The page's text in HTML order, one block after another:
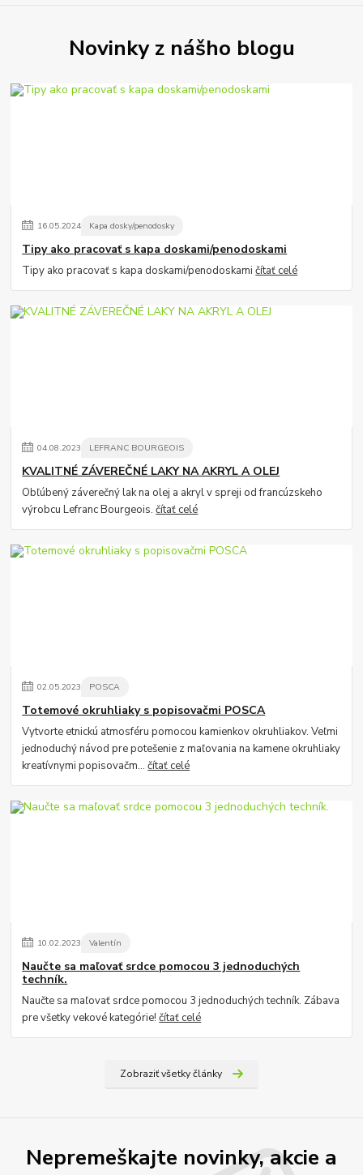
Novinky z nášho blogu
16.05.2024 Kapa dosky/penodosky
Tipy ako pracovať s kapa doskami/penodoskami
Tipy ako pracovať s kapa doskami/penodoskamičítať celé
04.08.2023 LEFRANC BOURGEOIS
KVALITNÉ ZÁVEREČNÉ LAKY NA AKRYL A OLEJ
Obľúbený záverečný lak na olej a akryl v spreji od francúzskeho
výrobcu Lefranc Bourgeois.čítať celé
02.05.2023 POSCA
Totemové okruhliaky s popisovačmi POSCA
Vytvorte etnickú atmosféru pomocou kamienkov okruhliakov. Veľmi
jednoduchý návod pre potešenie z maľovania na kamene okruhliaky
kreatívnymi popisovačm...čítať celé
10.02.2023 Valentín
Naučte sa maľovať srdce pomocou 3 jednoduchých
techník.
Naučte sa maľovať srdce pomocou 3 jednoduchých techník. Zábava
pre všetky vekové kategórie!čítať celé
Zobraziť všetky články
Nepremeškajte novinky, akcie a